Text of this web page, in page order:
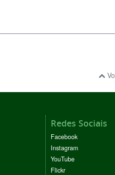
Redes Sociais
Facebook
Instagram
YouTube
Flickr